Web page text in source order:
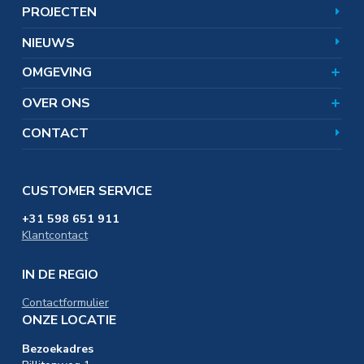
PROJECTEN
NIEUWS
OMGEVING
Uitgelichte onderwerpen
Hoe werkt zoutwinning?
Zoutwinning en bodemdaling
In de omgeving
Omgevingsnieuws
Veelgestelde vragen
SAMEN. omgevingsfonds
OVER ONS
Corporate responsibility
Certificaten
Distributie & Logistiek
Werken bij
Educatie & Onderwijs
CONTACT
CUSTOMER SERVICE
+31 598 651 911
Klantcontact
IN DE REGIO
Contactformulier
ONZE LOCATIE
Bezoekadres